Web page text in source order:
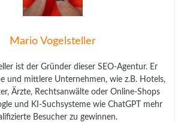
Mario Vogelsteller
ist der Gründer dieser SEO-Agentur. Er
und mittlere Unternehmen, wie z.B. Hotels,
Ärzte, Rechtsanwälte oder Online-Shops
und KI-Suchsysteme wie ChatGPT mehr
Besucher zu gewinnen.